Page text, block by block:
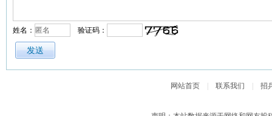
姓名： 验证码：
网站首页 联系我们 招